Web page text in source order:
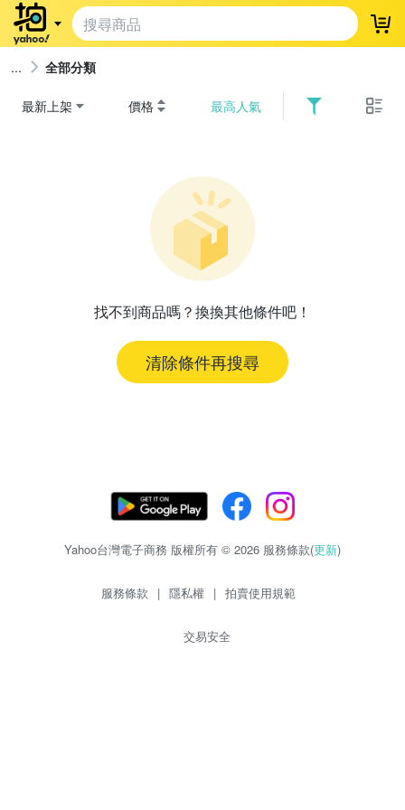
登
全部分類
最新上架 價格 最高人氣
找不到商品嗎？換換其他條件吧！
清除條件再搜尋
Yahoo台灣電子商務 版權所有 © 2026 服務條款(更新)
服務條款 | 隱私權 | 拍賣使用規範
交易安全